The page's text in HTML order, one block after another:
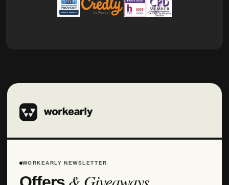
WORKEARLY NEWSLETTER